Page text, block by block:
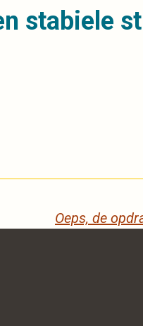
stabiele
Oeps, de